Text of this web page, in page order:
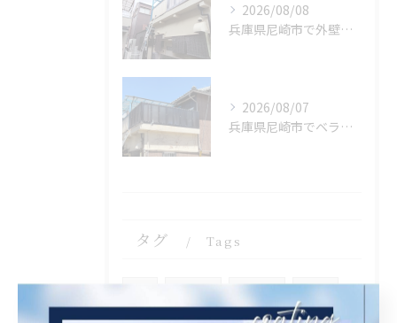
2026/08/08
兵庫県尼崎市で外壁補修を施工しました。
2026/08/07
兵庫県尼崎市でベランダリフォームを完工しました。
タグ Tags